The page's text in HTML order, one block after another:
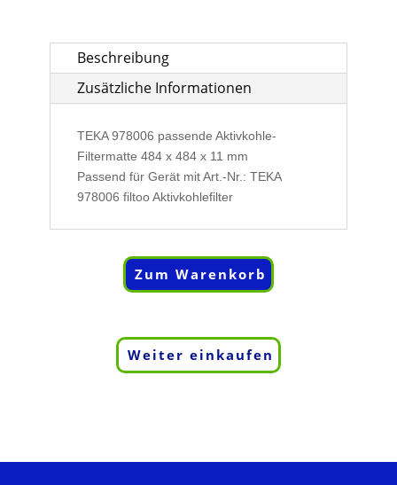
484
x
11
Menge
Beschreibung
Zusätzliche Informationen
TEKA 978006 passende Aktivkohle-
Filtermatte 484 x 484 x 11 mm
Passend für Gerät mit Art.-Nr.: TEKA
978006 filtoo Aktivkohlefilter
Zum Warenkorb
Weiter einkaufen